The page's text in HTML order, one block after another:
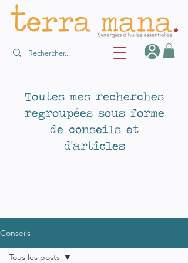
Toutes mes recherches
regroupées sous forme
de conseils et
d'articles
Conseils
Tous les posts